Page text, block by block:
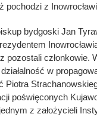
pochodzi z
bydgoski Jan
pozostali członkowie.
w
Piotra
poświęconych
z założycieli